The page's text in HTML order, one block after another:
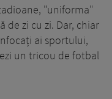
"uniforma"
zi cu zi. Dar, chiar
ai sportului,
un tricou de fotbal